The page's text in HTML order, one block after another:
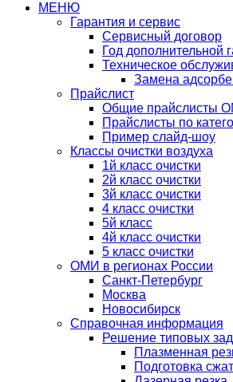
МЕНЮ
Гарантия и сервис
Сервисный договор
Год дополнительной
Техническое
Замена
Прайслист
Общие прайслисты
Прайслисты по
Пример слайд-шоу
Классы очистки воздуха
1й класс очистки
2й класс очистки
3й класс очистки
4 класс очистки
5й класс
4й класс очистки
5 класс очистки
ОМИ в регионах России
Санкт-Петербург
Москва
Новосибирск
Справочная информация
Решение типовых
Плазменная
Подготовка